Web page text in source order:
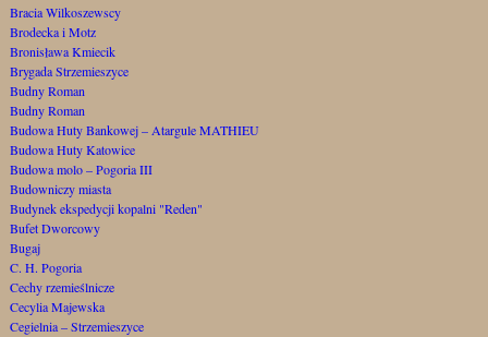
Bracia Wilkoszewscy
Brodecka i Motz
Bronisława Kmiecik
Brygada Strzemieszyce
Budny Roman
Budny Roman
Budowa Huty Bankowej – Atargule MATHIEU
Budowa Huty Katowice
Budowa molo – Pogoria III
Budowniczy miasta
Budynek ekspedycji kopalni "Reden"
Bufet Dworcowy
Bugaj
C. H. Pogoria
Cechy rzemieślnicze
Cecylia Majewska
Cegielnia – Strzemieszyce